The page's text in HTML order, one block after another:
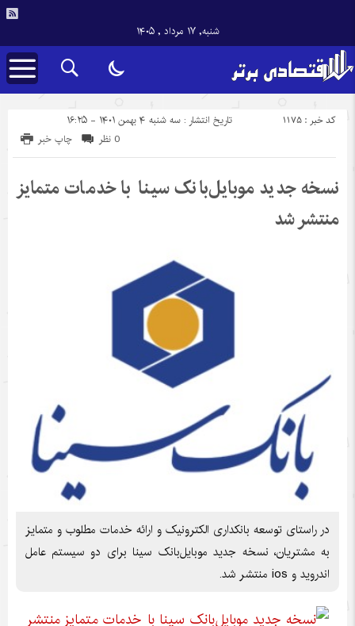
شنبه, ۱۷ مرداد , ۱۴۰۵
تاریخ انتشار : سه شنبه ۴ بهمن ۱۴۰۱ - ۱۶:۲۵ کد خبر : 1175
چاپ خبر 0 نظر
نسخه جدید موبایل‌بانک سینا با خدمات متمایز
منتشر شد
در راستای توسعه بانکداری الکترونیک و ارائه خدمات مطلوب‌ و متمایز
به مشتریان، نسخه جدید موبایل‌بانک سینا برای دو سیستم عامل
اندروید و ios منتشر شد.